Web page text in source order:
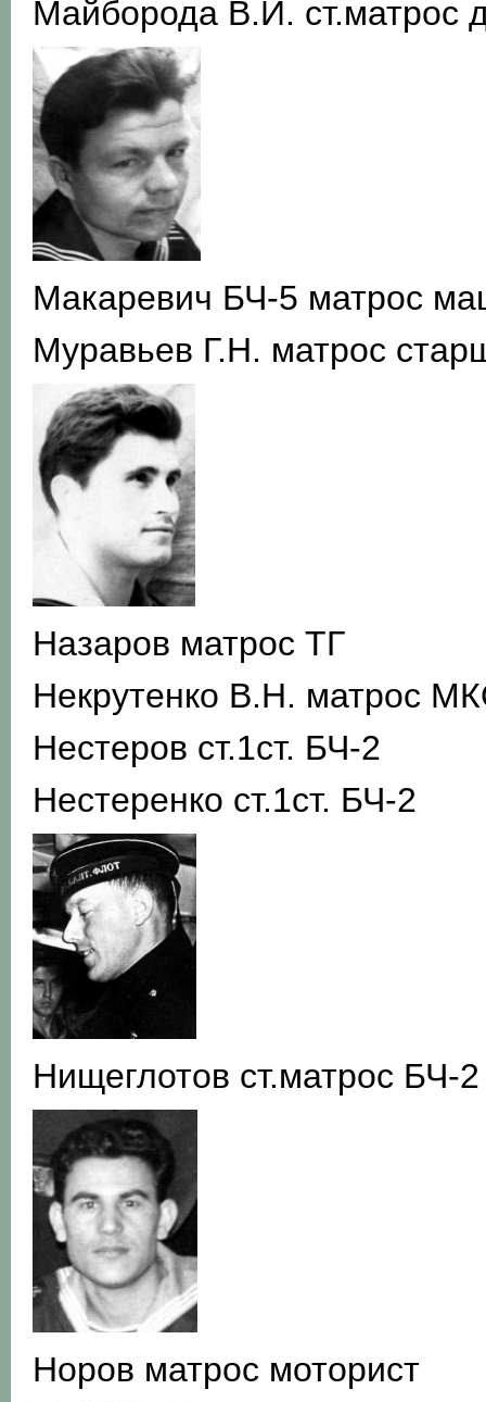
Майборода В.И. ст.матрос
Макаревич БЧ-5 матрос
Муравьев Г.Н. матрос
Назаров матрос ТГ
Некрутенко В.Н. матрос
Нестеров ст.1ст. БЧ-2
Нестеренко ст.1ст. БЧ-2
Нищеглотов ст.матрос БЧ-2
Норов матрос моторист